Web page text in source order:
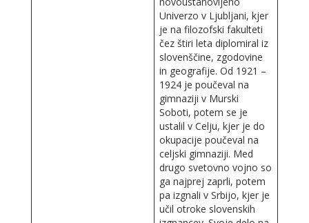
Univerzo v Ljubljani, kjer
je na filozofski fakulteti
čez štiri leta diplomiral iz
slovenščine, zgodovine
in geografije. Od 1921 –
1924 je poučeval na
gimnaziji v Murski
Soboti, potem se je
ustalil v Celju, kjer je do
okupacije poučeval na
celjski gimnaziji. Med
drugo svetovno vojno so
ga najprej zaprli, potem
pa izgnali v Srbijo, kjer je
učil otroke slovenskih